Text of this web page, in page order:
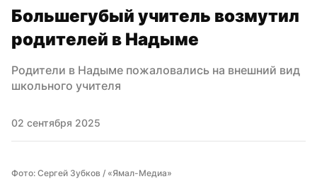
Большегубый учитель возмутил
родителей в Надыме
Родители в Надыме пожаловались на внешний вид
школьного учителя
02 сентября 2025
Фото: Сергей Зубков / «Ямал-Медиа»